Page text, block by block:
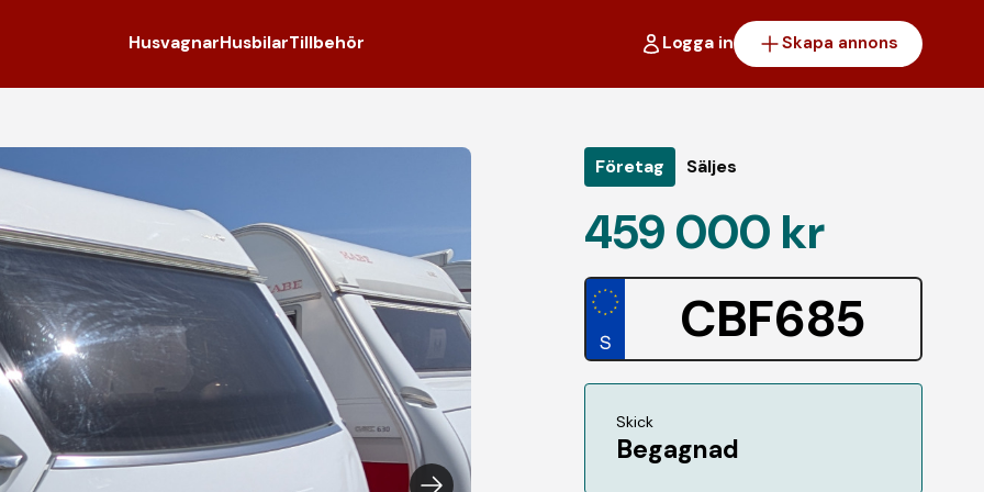
HusvagnarHusbilarTillbehör Logga in Skapa annons
Företag Säljes
459 000 kr
CBF685
Skick
Begagnad